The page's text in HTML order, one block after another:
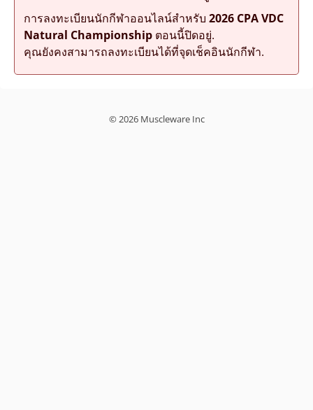
การลงทะเบียนนักกีฬาออนไลน์สำหรับ 2026 CPA VDC
Natural Championshipตอนนี้ปิดอยู่.
คุณยังคงสามารถลงทะเบียนได้ที่จุดเช็คอินนักกีฬา.
© 2026 Muscleware Inc